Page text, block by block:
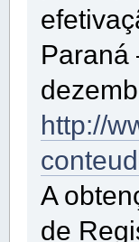
Paraná
http://
A
de